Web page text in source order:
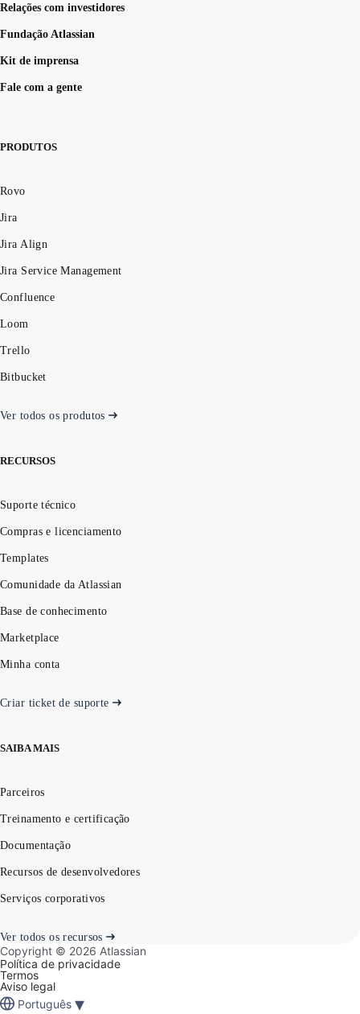
Relações com investidores
Fundação Atlassian
Kit de imprensa
Fale com a gente
PRODUTOS
Rovo
Jira
Jira Align
Jira Service Management
Confluence
Loom
Trello
Bitbucket
Ver todos os produtos
RECURSOS
Suporte técnico
Compras e licenciamento
Templates
Comunidade da Atlassian
Base de conhecimento
Marketplace
Minha conta
Criar ticket de suporte
SAIBA MAIS
Parceiros
Treinamento e certificação
Documentação
Recursos de desenvolvedores
Serviços corporativos
Ver todos os recursos
Copyright © 2026 Atlassian
Política de privacidade
Termos
Aviso legal
Português ▾